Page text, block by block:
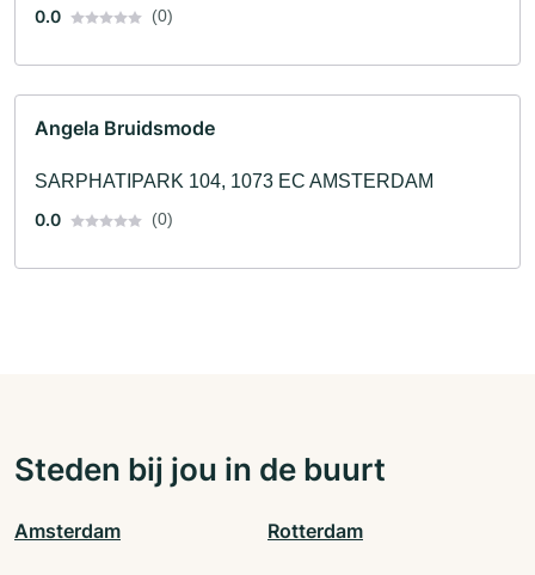
0.0
(0)
Angela Bruidsmode
SARPHATIPARK 104, 1073 EC AMSTERDAM
0.0
(0)
Steden bij jou in de buurt
Amsterdam Rotterdam